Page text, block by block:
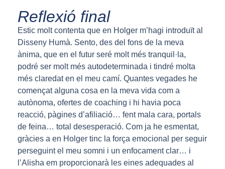
Reflexió final
Estic molt contenta que en Holger m’hagi introduït al
Disseny Humà. Sento, des del fons de la meva
ànima, que en el futur seré molt més tranquil·la,
podré ser molt més autodeterminada i tindré molta
més claredat en el meu camí. Quantes vegades he
començat alguna cosa en la meva vida com a
autònoma, ofertes de coaching i hi havia poca
reacció, pàgines d’afiliació… fent mala cara, portals
de feina… total desesperació. Com ja he esmentat,
gràcies a en Holger tinc la força emocional per seguir
perseguint el meu somni i un enfocament clar… i
l’Alisha em proporcionarà les eines adequades al